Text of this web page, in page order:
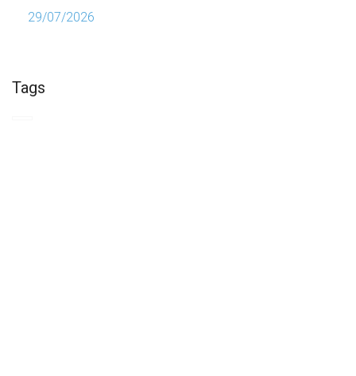
29/07/2026
Tags